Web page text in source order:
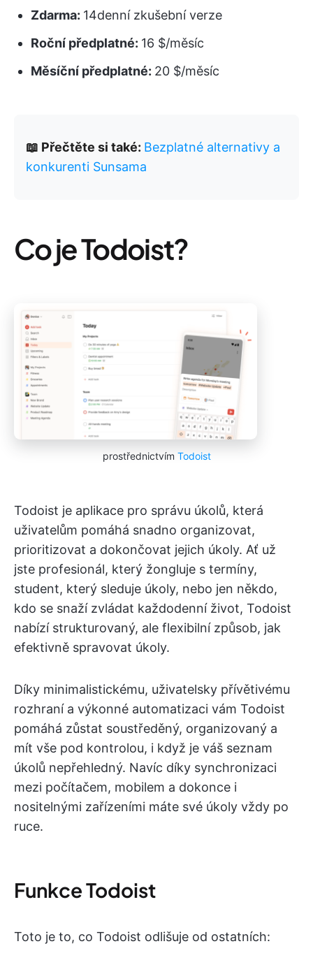
Zdarma: 14denní zkušební verze
Roční předplatné: 16 $/měsíc
Měsíční předplatné: 20 $/měsíc
📖 Přečtěte si také: Bezplatné alternativy a
konkurenti Sunsama
Co je Todoist?
prostřednictvím Todoist
Todoist je aplikace pro správu úkolů, která
uživatelům pomáhá snadno organizovat,
prioritizovat a dokončovat jejich úkoly. Ať už
jste profesionál, který žongluje s termíny,
student, který sleduje úkoly, nebo jen někdo,
kdo se snaží zvládat každodenní život, Todoist
nabízí strukturovaný, ale flexibilní způsob, jak
efektivně spravovat úkoly.
Díky minimalistickému, uživatelsky přívětivému
rozhraní a výkonné automatizaci vám Todoist
pomáhá zůstat soustředěný, organizovaný a
mít vše pod kontrolou, i když je váš seznam
úkolů nepřehledný. Navíc díky synchronizaci
mezi počítačem, mobilem a dokonce i
nositelnými zařízeními máte své úkoly vždy po
ruce.
Funkce Todoist
Toto je to, co Todoist odlišuje od ostatních: